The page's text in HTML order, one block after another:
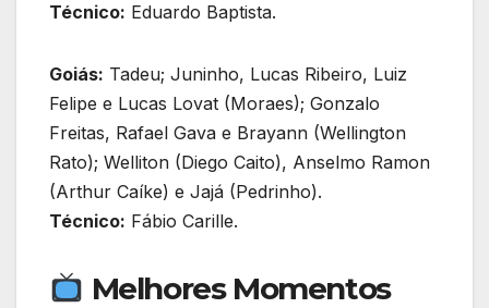
Técnico: Eduardo Baptista.
Goiás: Tadeu; Juninho, Lucas Ribeiro, Luiz
Felipe e Lucas Lovat (Moraes); Gonzalo
Freitas, Rafael Gava e Brayann (Wellington
Rato); Welliton (Diego Caito), Anselmo Ramon
(Arthur Caíke) e Jajá (Pedrinho).
Técnico: Fábio Carille.
Melhores Momentos